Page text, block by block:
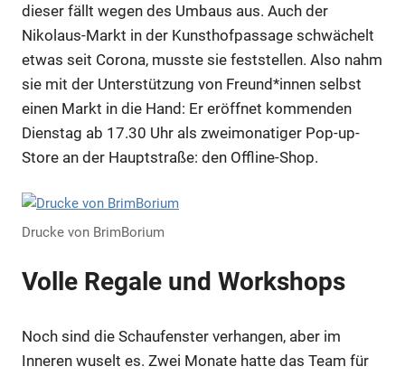
dieser fällt wegen des Umbaus aus. Auch der
Nikolaus-Markt in der Kunsthofpassage schwächelt
etwas seit Corona, musste sie feststellen. Also nahm
sie mit der Unterstützung von Freund*innen selbst
einen Markt in die Hand: Er eröffnet kommenden
Dienstag ab 17.30 Uhr als zweimonatiger Pop-up-
Store an der Hauptstraße: den Offline-Shop.
Drucke von BrimBorium
Volle Regale und Workshops
Noch sind die Schaufenster verhangen, aber im
Inneren wuselt es. Zwei Monate hatte das Team für